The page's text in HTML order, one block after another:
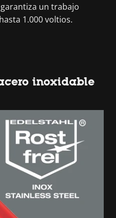
un trabajo
1.000 voltios.
inoxidable